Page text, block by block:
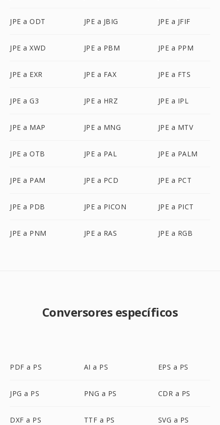
JPE a ODT JPE a JBIG JPE a JFIF
JPE a XWD JPE a PBM JPE a PPM
JPE a EXR JPE a FAX JPE a FTS
JPE a G3 JPE a HRZ JPE a IPL
JPE a MAP JPE a MNG JPE a MTV
JPE a OTB JPE a PAL JPE a PALM
JPE a PAM JPE a PCD JPE a PCT
JPE a PDB JPE a PICON JPE a PICT
JPE a PNM JPE a RAS JPE a RGB
Conversores específicos
PDF a PS AI a PS EPS a PS
JPG a PS PNG a PS CDR a PS
DXF a PS TTF a PS SVG a PS